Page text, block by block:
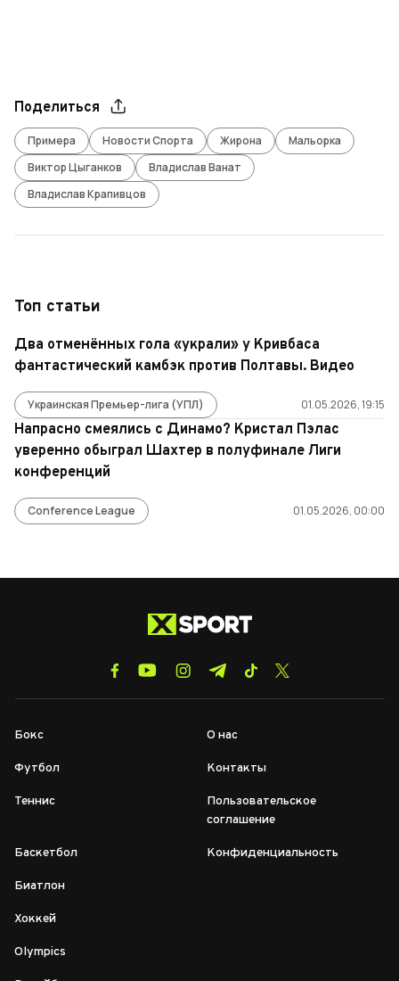
Поделиться
Примера Новости Спорта Жирона
Мальорка
Виктор Цыганков
Владислав Ванат
Владислав Крапивцов
Топ статьи
Два отменённых гола «украли» у Кривбаса
фантастический камбэк против Полтавы. Видео
Украинская Премьер-лига (УПЛ) 01.05.2026, 19:15
Напрасно смеялись с Динамо? Кристал Пэлас
уверенно обыграл Шахтер в полуфинале Лиги
конференций
Conference League 01.05.2026, 00:00
Бокс
Футбол
Теннис
Баскетбол
Биатлон
Хоккей
Olympics
О нас
Контакты
Пользовательское
соглашение
Конфиденциальность